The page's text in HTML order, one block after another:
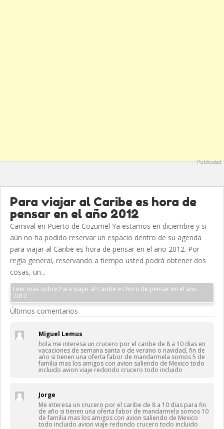
Publicidad
Para viajar al Caribe es hora de
pensar en el año 2012
Carnival en Puerto de Cozumel Ya estamos en diciembre y si
aún no ha podido reservar un espacio dentro de su agenda
para viajar al Caribe es hora de pensar en el año 2012. Por
regla general, reservando a tiempo usted podrá obtener dos
cosas, un...
Leer más sobre Para viajar al Caribe es hora de pensar en el año
2012
Últimos comentarios
Miguel Lemus
hola me interesa un crucero por el caribe de 8 a 10 dias en
vacaciones de semana santa o de verano o navidad, fin de
año si tienen una oferta fabor de mandarmela somos 5 de
familia mas los amigos con avion saliendo de Mexico todo
incluido avion viaje redondo crucero todo incluido
Jorge
Me interesa un crucero por el caribe de 8 a 10 dias para fin
de año si tienen una oferta fabor de mandarmela somos 10
de familia mas los amigos con avion saliendo de Mexico
todo incluido avion viaje redondo crucero todo incluido